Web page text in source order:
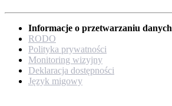
Informacje o przetwarzaniu danych
RODO
Polityka prywatności
Monitoring wizyjny
Deklaracja dostępności
Język migowy